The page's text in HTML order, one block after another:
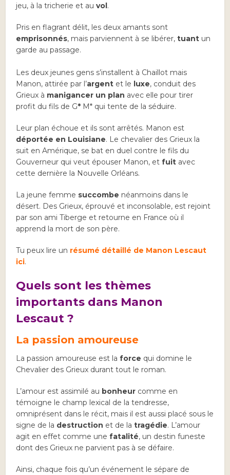
jeu, à la tricherie et auvol.
Pris en flagrant délit, les deux amants sont
emprisonnés, mais parviennent à se libérer,tuant un
garde au passage.
Les deux jeunes gens s’installent à Chaillot mais
Manon, attirée par l’argent et le luxe, conduit des
Grieux à manigancer un plan avec elle pour tirer
profit du fils de G* M* qui tente de la séduire.
Leur plan échoue et ils sont arrêtés. Manon est
déportée en Louisiane. Le chevalier des Grieux la
suit en Amérique, se bat en duel contre le fils du
Gouverneur qui veut épouser Manon, etfuit avec
cette dernière la Nouvelle Orléans.
La jeune femme succombe néanmoins dans le
désert. Des Grieux, éprouvé et inconsolable, est rejoint
par son ami Tiberge et retourne en France où il
apprend la mort de son père.
Tu peux lire un résumé détaillé de Manon Lescaut
ici.
Quels sont les thèmes
importants dans Manon
Lescaut ?
La passion amoureuse
La passion amoureuse est la force qui domine le
Chevalier des Grieux durant tout le roman.
L’amour est assimilé au bonheur comme en
témoigne le champ lexical de la tendresse,
omniprésent dans le récit, mais il est aussi placé sous le
signe de la destruction et de la tragédie. L’amour
agit en effet comme unefatalité, un destin funeste
dont des Grieux ne parvient pas à se défaire.
Ainsi, chaque fois qu’un événement le sépare de